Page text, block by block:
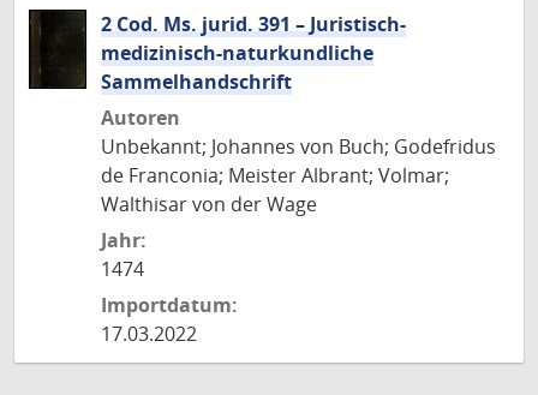
2 Cod. Ms. jurid. 391 – Juristisch-
medizinisch-naturkundliche
Sammelhandschrift
Autoren
Unbekannt; Johannes von Buch; Godefridus
de Franconia; Meister Albrant; Volmar;
Walthisar von der Wage
Jahr:
1474
Importdatum:
17.03.2022